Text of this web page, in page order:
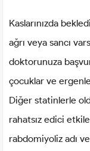
Kaslarınızda
ağrı veya sancı
doktorunuza
çocuklar ve
Diğer statinlerle
rahatsız edici
rabdomiyoliz adı